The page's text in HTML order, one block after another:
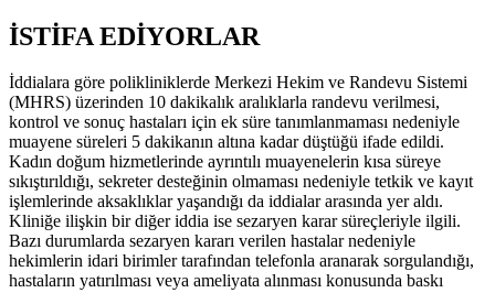
İSTİFA EDİYORLAR
İddialara göre polikliniklerde Merkezi Hekim ve Randevu Sistemi
(MHRS) üzerinden 10 dakikalık aralıklarla randevu verilmesi,
kontrol ve sonuç hastaları için ek süre tanımlanmaması nedeniyle
muayene süreleri 5 dakikanın altına kadar düştüğü ifade edildi.
Kadın doğum hizmetlerinde ayrıntılı muayenelerin kısa süreye
sıkıştırıldığı, sekreter desteğinin olmaması nedeniyle tetkik ve kayıt
işlemlerinde aksaklıklar yaşandığı da iddialar arasında yer aldı.
Kliniğe ilişkin bir diğer iddia ise sezaryen karar süreçleriyle ilgili.
Bazı durumlarda sezaryen kararı verilen hastalar nedeniyle
hekimlerin idari birimler tarafından telefonla aranarak sorgulandığı,
hastaların yatırılması veya ameliyata alınması konusunda baskı